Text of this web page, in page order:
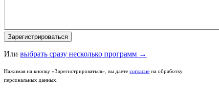
Или выбрать сразу несколько программ →
Нажимая на кнопку «Зарегистрироваться», вы даете согласие на обработку
персональных данных.